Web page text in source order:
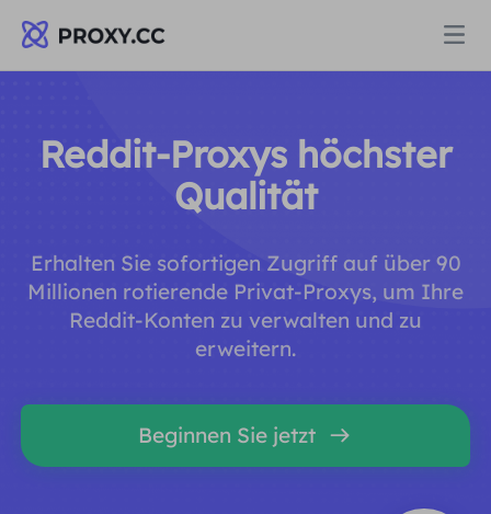
Statischer Wohn-Proxy
Ich habe kein heating
WOHNPROXY
Wohn-Proxy $0.8/GB
Unbegrenzter Wohn-Proxy $69.62/Tag
Data for AI
NACH ANWENDUNGSFALL
Reddit-Proxys höchster
Qualität
Erhalten Sie sofortigen Zugriff auf über 90
Millionen rotierende Privat-Proxys, um Ihre
Reddit-Konten zu verwalten und zu
erweitern.
Beginnen Sie jetzt